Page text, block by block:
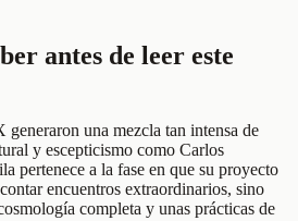
antes de leer este
una mezcla tan intensa de
y escepticismo como Carlos
pertenece a la fase en que su proyecto
encuentros extraordinarios, sino
completa y unas prácticas de